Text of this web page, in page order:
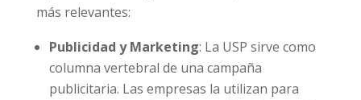
más relevantes:
Publicidad y Marketing: La USP sirve como
columna vertebral de una campaña
publicitaria. Las empresas la utilizan para